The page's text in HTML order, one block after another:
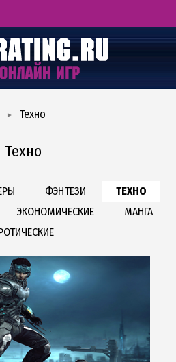
ОНЛАЙН-ИГР
И ЖАНРЫ
Техно
Техно
ФЭНТЕЗИ
ТЕХНО
ЭКОНОМИЧЕСКИЕ
МАНГА